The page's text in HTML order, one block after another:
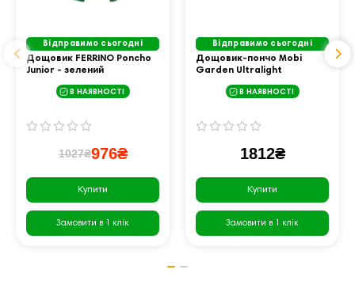
Відправимо сьогодні
Дощовик FERRINO Poncho
Junior - зелений
В НАЯВНОСТІ
1027₴976₴
Купити
Замовити в 1 клік
Відправимо сьогодні
Дощовик-пончо Mobi
Garden Ultralight
зелений В НАЯВНОСТІ
1812₴
Купити
Замовити в 1 клік